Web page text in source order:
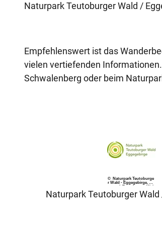
Naturpark Teutoburger Wald /
Empfehlenswert ist das
vielen vertiefenden
Schwalenberg oder beim
© Naturpark Teutoburge
r Wald - Eggegebirge, Na
turpark Teutoburger Wal
d / Eggegebirge |
CC-BY-NC-ND
Naturpark Teutoburger